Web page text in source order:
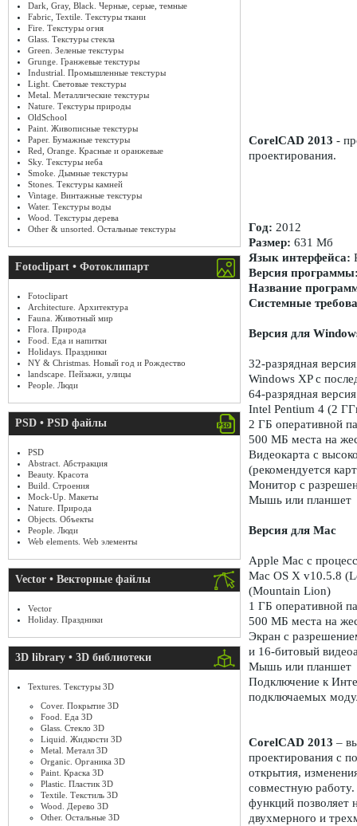
Dark, Gray, Black. Черные, серые, темные
Fabric, Textile. Текстуры ткани
Fire. Текстуры огня
Glass. Текстуры стекла
Green. Зеленые текстуры
Grunge. Гранжевые текстуры
Industrial. Промышленные текстуры
Light. Световые текстуры
Metal. Металлические текстуры
Nature. Текстуры природы
OldSchool
Paint. Живописные текстуры
Paper. Бумажные текстуры
Red, Orange. Красные и оранжевые
Sky. Текстуры неба
Smoke. Дымные текстуры
Stones. Текстуры камней
Vintage. Винтажные текстуры
Water. Текстуры воды
Wood. Текстуры дерева
Other & unsorted. Остальные текстуры
Fotoclipart • Фотоклипарт
Fotoclipart
Architecture. Архитектура
Fauna. Животный мир
Flora. Природа
Food. Еда и напитки
Holidays. Праздники
NY & Christmas. Новый год и Рождество
landscape. Пейзажи, улицы
People. Люди
PSD • PSD файлы
PSD
Abstract. Абстракция
Beauty. Красота
Build. Строения
Mock-Up. Макеты
Nature. Природа
Objects. Объекты
People. Люди
Web elements. Web элементы
Vector • Векторные файлы
Vector
Holiday. Праздники
3D library • 3D библиотеки
Textures. Текстуры 3D
Cover. Покрытие 3D
Food. Еда 3D
Glass. Стекло 3D
Liquid. Жидкости 3D
Metal. Металл 3D
Organic. Органика 3D
Paint. Краска 3D
Plastic. Пластик 3D
Textile. Текстиль 3D
Wood. Дерево 3D
Other. Остальные 3D
CorelCAD 2013 -
проектирования.
Год: 2012
Размер: 631 Мб
Язык интерфейса:
Версия
Название
Системные
Версия для
32-разрядная
Windows XP с
64-разрядная
Intel Pentium 4 (2
2 ГБ оперативной
500 МБ места на
Видеокарта с
(рекомендуется
Монитор с
Мышь или планшет
Версия для Mac
Apple Mac с
Mac OS X v10.5.8
(Mountain Lion)
1 ГБ оперативной
500 МБ места на
Экран с
и 16-битовый
Мышь или планшет
Подключение к
подключаемых
CorelCAD 2013 –
проектирования с
открытия,
совместную
функций позволяет
двухмерного и